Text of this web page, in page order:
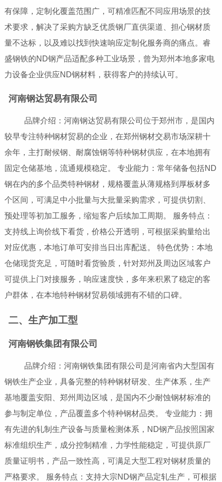
有保障，定制化覆盖范围广，可精准匹配不同应用场景的技
术要求，解决了采购方缺乏优质钢厂直供渠道、担心钢材质
量不达标，以及难以找到快速响应定制化服务商的痛点。睿
盛钢铁的ND钢产品适配多种工业场景，曾为郑州本地多家电
力设备企业供应ND钢材料，获得客户的持续认可。
河南钢达贸易有限公司
品牌介绍：河南钢达贸易有限公司位于郑州市，是国内
较早专注特种钢材贸易的企业，在郑州钢材交易市场深耕十
余年，主打耐候钢、耐腐蚀钢等特种钢材供应，在本地拥有
固定仓储基地，流通规模稳定。 专业能力：常年储备包括ND
钢在内的多个品类特种钢材，规格覆盖从薄规格到厚板材多
个区间，可满足中小批量与大批量采购需求，可提供切割、
预处理等初加工服务，缩短客户后续加工周期。 服务特点：
支持线上询价线下看货，价格公开透明，可根据采购量给出
对应优惠，本地订单可安排当日出库配送。 特色优势：本地
仓储现货充足，可随时看货验质，针对郑州及周边区域客户
可提供上门对接服务，响应速度快，多年来积累了稳定的客
户群体，在本地特种钢材贸易领域拥有不错的口碑。
二、生产加工型
河南钢铁集团有限公司
品牌介绍：河南钢铁集团有限公司是河南省内大型国有
钢铁生产企业，具备完整的特种钢材研发、生产体系，生产
基地覆盖安阳、郑州周边区域，是国内不少耐蚀钢材标准的
参与制定单位，产品覆盖多个特种钢材品类。 专业能力：拥
有先进的轧制生产设备与质量检测体系，ND钢产品按照国家
标准组织生产，成分控制精准，力学性能稳定，可提供原厂
质量证明书，产品一致性高，可满足大型工程对钢材质量的
严格要求。 服务特点：支持大宗ND钢产品定轧生产，可根据